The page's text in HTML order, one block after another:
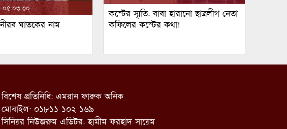
০৫:০৩:৩০
ঘাতকের নাম
কস্টের স্মৃতি: বাবা হারানো ছাত্রলীগ নেতা
কফিলের কস্টের কথা!
বিশেষ প্রতিনিধি: এমরান ফারুক অনিক
মোবাইল: ০১৮১১ ১০২ ১৬৯
সিনিয়র নিউজরুম এডিটর: হামীম ফরহাদ সায়েম